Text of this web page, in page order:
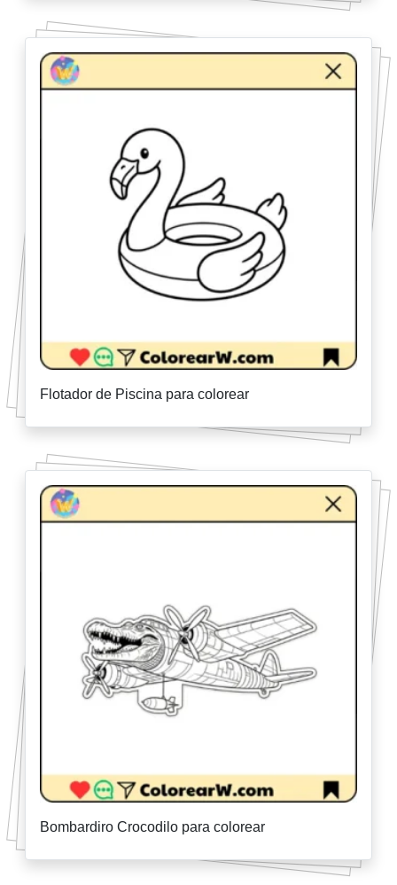
Flotador de Piscina para colorear
Bombardiro Crocodilo para colorear